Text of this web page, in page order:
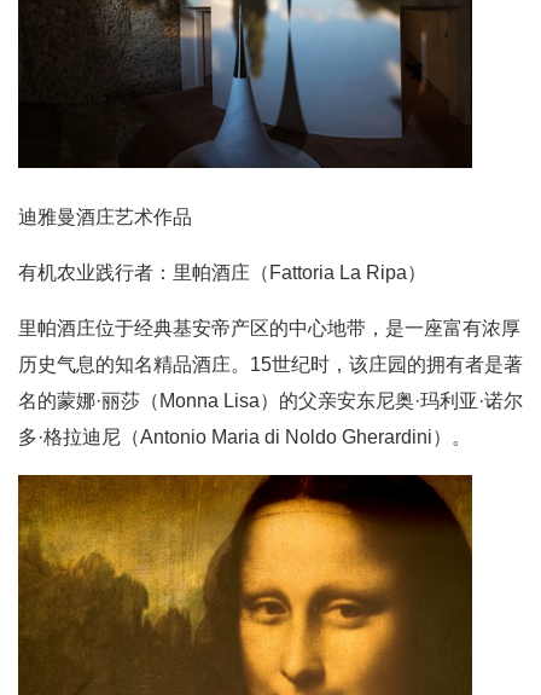
迪雅曼酒庄艺术作品
有机农业践行者：里帕酒庄（Fattoria La Ripa）
里帕酒庄位于经典基安帝产区的中心地带，是一座富有浓厚
历史气息的知名精品酒庄。15世纪时，该庄园的拥有者是著
名的蒙娜·丽莎（Monna Lisa）的父亲安东尼奥·玛利亚·诺尔
多·格拉迪尼（Antonio Maria di Noldo Gherardini）。